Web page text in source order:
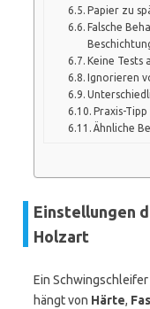
Papier zu
Falsche
Keine Tests
Ignorieren
Praxis-Tipp
Ähnliche
Einstellungen
Holzart
Ein
hängt von Härte,